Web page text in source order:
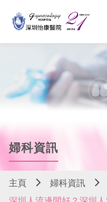
婦科資訊
主頁
婦科資訊